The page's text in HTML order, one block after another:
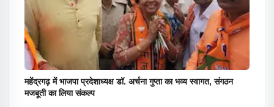
महेंद्रगढ़ में भाजपा प्रदेशाध्यक्ष डॉ. अर्चना गुप्ता का भव्य स्वागत, संगठन
मजबूती का लिया संकल्प